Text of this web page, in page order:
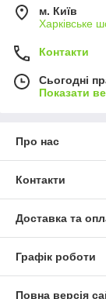
м. Київ
Харківське
Контакти
Сьогодні
Показати
Про нас
Контакти
Доставка та
Графік роботи
Повна версія